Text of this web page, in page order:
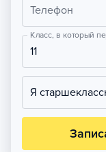
Телефон
Класс, в который
11
Я